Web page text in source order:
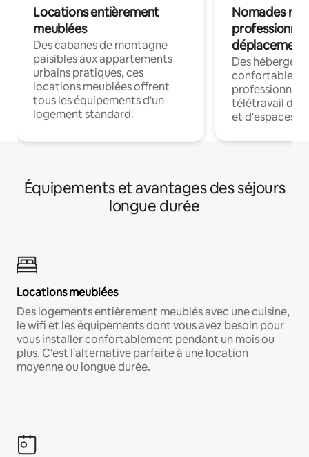
Locations entièrement
meublées
Des cabanes de montagne
paisibles aux appartements
urbains pratiques, ces
locations meublées offrent
tous les équipements d'un
logement standard.
Nomades
déplacement
Des
confortables
professionnels
télétravail
et d'espaces
Équipements et avantages des séjours
longue durée
Locations meublées
Des logements entièrement meublés avec une cuisine,
le wifi et les équipements dont vous avez besoin pour
vous installer confortablement pendant un mois ou
plus. C'est l'alternative parfaite à une location
moyenne ou longue durée.